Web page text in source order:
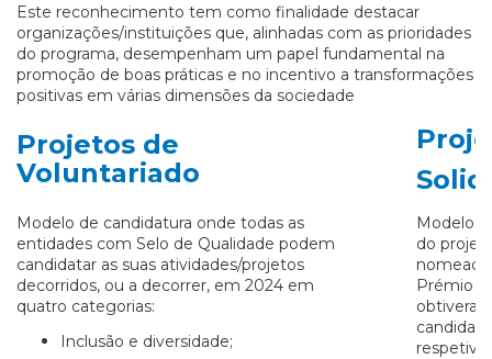
Este reconhecimento tem como finalidade destacar
organizações/instituições que, alinhadas com as prioridades
do programa, desempenham um papel fundamental na
promoção de boas práticas e no incentivo a transformações
positivas em várias dimensões da sociedade
Projetos de
Voluntariado
Modelo de candidatura onde todas as
entidades com Selo de Qualidade podem
candidatar as suas atividades/projetos
decorridos, ou a decorrer, em 2024 em
quatro categorias:
Inclusão e diversidade;
Modelo
do
Prémio